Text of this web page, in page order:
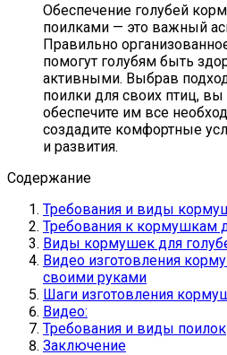
Обеспечение голубей
поилками — это важный
Правильно
помогут голубям быть
активными. Выбрав
поилки для своих птиц, вы
обеспечите им все
создадите комфортные
и развития.
Содержание
Требования и виды
Требования к кормушкам
Виды кормушек для
Видео изготовления
своими руками
Шаги изготовления
Видео:
Требования и виды поилок
Заключение